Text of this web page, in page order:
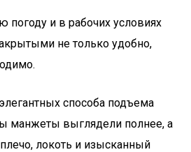
и в рабочих условиях
не только удобно,
способа подъема
манжеты выглядели полнее, а
локоть и изысканный